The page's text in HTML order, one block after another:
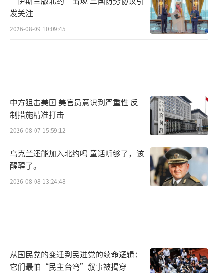
发关注
2026-08-09 10:09:45
中方狙击美国 美官员意识到严重性 反
制措施精准打击
2026-08-07 15:59:12
乌克兰还能加入北约吗 童话听够了，该
醒醒了。
2026-08-08 13:24:48
从国民党的变迁到民进党的续命逻辑：
它们最怕“民主台湾”叙事被揭穿